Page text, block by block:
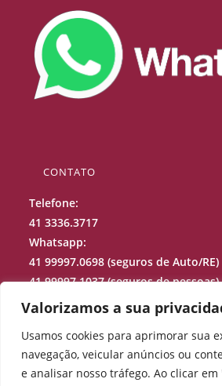
Valorizamos a sua
Usamos cookies para aprimorar sua
navegação, veicular anúncios ou
e analisar nosso tráfego. Ao clicar
CONTATO
Telefone:
41 3336.3717
Whatsapp:
41 99997.0698 (seguros de Auto/RE)
41 99997.1037 (seguros de pessoas)
41 99688.9973 (sinistros)
Rua Júlio Perneta, 200 – Curitiba –